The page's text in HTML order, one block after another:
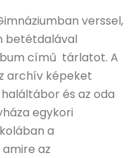
verssel,
betétdalával
című tárlatot. A
archív képeket
és az oda
egykori
a
az